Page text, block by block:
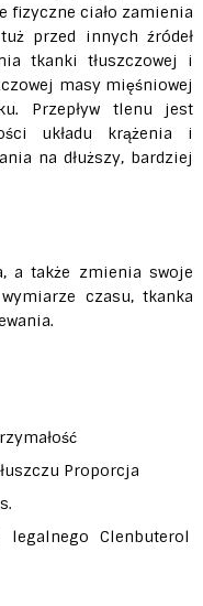
fizyczne ciało zamienia
przed innych źródeł
tkanki tłuszczowej i
masy mięśniowej
Przepływ tlenu jest
układu krążenia i
na dłuższy, bardziej
a także zmienia swoje
czasu, tkanka
Proporcja
legalnego Clenbuterol